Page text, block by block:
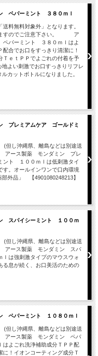
ペパーミント ３８０ｍｌ
料無料対象外」となります。
ますのでご注意下さい。 ア
パーミント ３８０ｍｌはよ
配合でお口をすっきり清潔に！
ＴｅｔＰＰでよごれの付着を予
よい刺激でお口すっきりリフレ
ルカットボトルになりました。
プレミアムケア ゴールドミ
但し沖縄県、離島などは別途送
ース製薬 モンダミン プレ
ント １００ｍｌは低刺激タイ
す。オールインワンで口内環境
外品」 【4901080248213】
スパイシーミント １００ｍ
但し沖縄県、離島などは別途送
ース製薬 モンダミン スパ
は強刺激タイプのマウスウォ
る息が続く、お口美活のための
ペパーミント １０８０ｍｌ
但し沖縄県、離島などは別途送
ース製薬 モンダミン ペパ
よごれ洗浄補助成分ＴＰＰ配
に！イオンコーティング成分Ｔ